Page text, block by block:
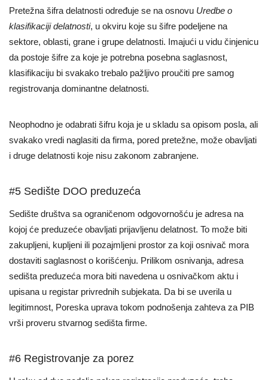
Pretežna šifra delatnosti određuje se na osnovu Uredbe o
klasifikaciji delatnosti, u okviru koje su šifre podeljene na
sektore, oblasti, grane i grupe delatnosti. Imajući u vidu činjenicu
da postoje šifre za koje je potrebna posebna saglasnost,
klasifikaciju bi svakako trebalo pažljivo proučiti pre samog
registrovanja dominantne delatnosti.
Neophodno je odabrati šifru koja je u skladu sa opisom posla, ali
svakako vredi naglasiti da firma, pored pretežne, može obavljati
i druge delatnosti koje nisu zakonom zabranjene.
#5 Sedište DOO preduzeća
Sedište društva sa ograničenom odgovornošću je adresa na
kojoj će preduzeće obavljati prijavljenu delatnost. To može biti
zakupljeni, kupljeni ili pozajmljeni prostor za koji osnivač mora
dostaviti saglasnost o korišćenju. Prilikom osnivanja, adresa
sedišta preduzeća mora biti navedena u osnivačkom aktu i
upisana u registar privrednih subjekata. Da bi se uverila u
legitimnost, Poreska uprava tokom podnošenja zahteva za PIB
vrši proveru stvarnog sedišta firme.
#6 Registrovanje za porez